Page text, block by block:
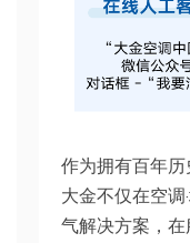
作为拥有百年历
大金不仅在空调
气解决方案，